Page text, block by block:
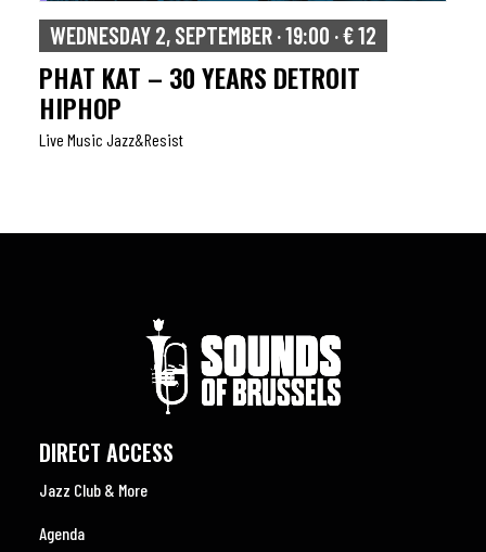
WEDNESDAY 2, SEPTEMBER · 19:00 · € 12
PHAT KAT – 30 YEARS DETROIT
HIPHOP
Live Music Jazz&resist
DIRECT ACCESS
Jazz Club & More
Agenda